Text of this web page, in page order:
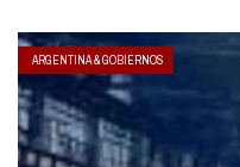
ARGENTINA & GOBIERNOS